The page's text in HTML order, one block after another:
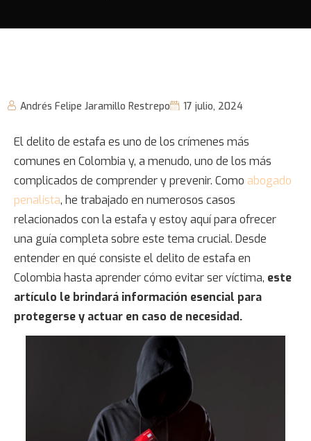
Andrés Felipe Jaramillo Restrepo 17 julio, 2024
El delito de estafa es uno de los crímenes más
comunes en Colombia y, a menudo, uno de los más
complicados de comprender y prevenir. Como abogado
penalista, he trabajado en numerosos casos
relacionados con la estafa y estoy aquí para ofrecer
una guía completa sobre este tema crucial. Desde
entender en qué consiste eldelito de estafa en
Colombia hasta aprender cómo evitar ser víctima, este
artículo le brindará información esencial para
protegerse y actuar en caso de necesidad.